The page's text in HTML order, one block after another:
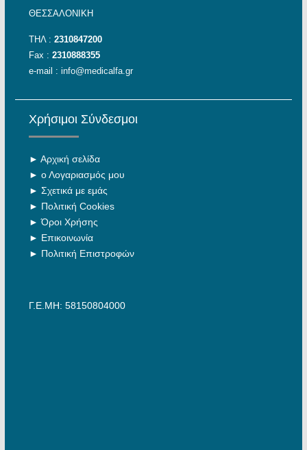
ΘΕΣΣΑΛΟΝΙΚΗ
ΤΗΛ : 2310847200
Fax : 2310888355
e-mail : info@medicalfa.gr
Χρήσιμοι Σύνδεσμοι
► Αρχική σελίδα
► ο Λογαριασμός μου
► Σχετικά με εμάς
► Πολιτική Cookies
►Όροι Χρήσης
► Επικοινωνία
► Πολιτική Επιστροφών
Γ.Ε.ΜΗ: 58150804000